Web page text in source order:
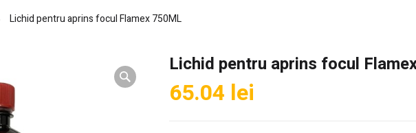
Lichid pentru aprins focul Flamex 750ML
Lichid pentru aprins focul
65.04 lei